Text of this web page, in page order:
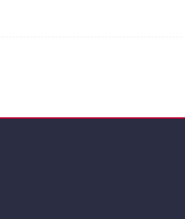
प्लास्टिकचा अवलंब करतात. हे प्रामुख्याने एसी
व्ही किंवा ओव्हरलोड किंवा शॉर्ट-सर्किटपासून तीन किंवा